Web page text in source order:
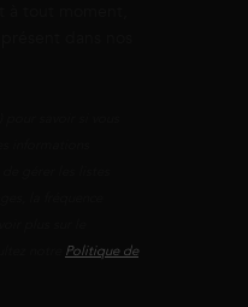
Politique de